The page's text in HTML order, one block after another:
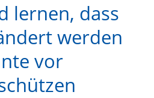
lernen, dass
werden
vor